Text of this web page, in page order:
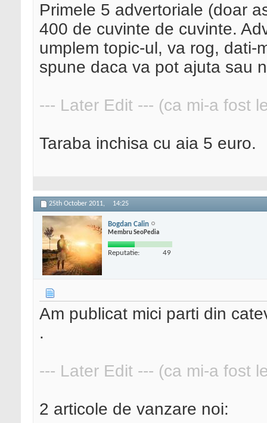
Primele 5 advertoriale (doar
400 de cuvinte de cuvinte.
umplem topic-ul, va rog, dati-
spune daca va pot ajuta sau
--- Later Edit --- (ca mi-a fost
Taraba inchisa cu aia 5 euro.
25th October 2011, 14:25
Bogdan Calin
Membru SeoPedia
Reputatie: 49
Am publicat mici parti din
.
--- Later Edit --- (ca mi-a fost
2 articole de vanzare noi: